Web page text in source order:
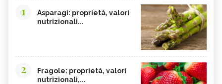
1
Asparagi: proprietà, valori
nutrizionali...
2
Fragole: proprietà, valori
nutrizionali,...